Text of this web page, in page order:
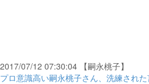
2017/07/12 07:30:04 【嗣永桃子】
プロ意識高い嗣永桃子さん、洗練され